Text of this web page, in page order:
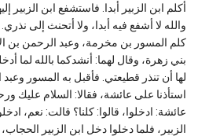
أكلم ابن الزبير أبدا. فاستشفع ابن الزبير
والله لا أشفع فيه أبدا، ولا أتحنث إلى
كلم المسور بن مخرمة، وعبد الرحمن بن
بني زهرة، وقال لهما: أنشدكما بالله لما
لها أن تنذر قطيعتي. فأقبل به المسور
استأذنا على عائشة، فقالا: السلام عليك
عائشة: ادخلوا، قالوا: كلنا؟ قالت: نعم،
الزبير، فلما دخلوا دخل ابن الزبير